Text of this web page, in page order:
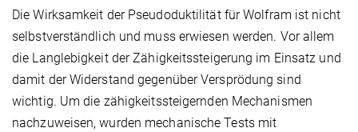
Die Wirksamkeit der Pseudoduktilität für Wolfram ist nicht
selbstverständlich und muss erwiesen werden. Vor allem
die Langlebigkeit der Zähigkeitssteigerung im Einsatz und
damit der Widerstand gegenüber Versprödung sind
wichtig. Um die zähigkeitssteigernden Mechanismen
nachzuweisen, wurden mechanische Tests mit